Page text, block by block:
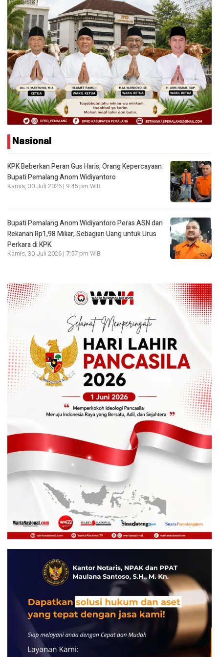
Nasional
KPK Beberkan Peran Gus Haris, Orang Kepercayaan
Bupati Pemalang Anom Widiyantoro
Kamis, 30 Juli 2026 | 9:45 pm WIB
Bupati Pemalang Anom Widiyantoro Peras ASN dan
Rekanan Rp1,98 Miliar, Sebagian Uang untuk Urus
Perkara di KPK
Kamis, 30 Juli 2026 | 7:57 pm WIB